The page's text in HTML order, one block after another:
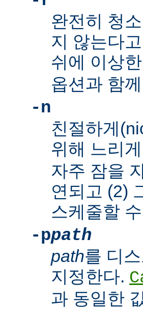
완전히 청
지 않는다
쉬에 이상
옵션과 함
-n
친절하게
위해 느리
자주 잠을
연되고 (2)
스케줄할
-ppath
path를 디
지정한다.
과 동일한